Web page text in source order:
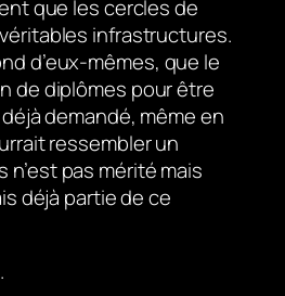
que les cercles de
infrastructures.
d’eux-mêmes, que le
de diplômes pour être
demandé, même en
ressembler un
n’est pas mérité mais
déjà partie de ce